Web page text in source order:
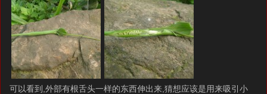
可以看到,外部有根舌头一样的东西伸出来,猜想应该是用来吸引小